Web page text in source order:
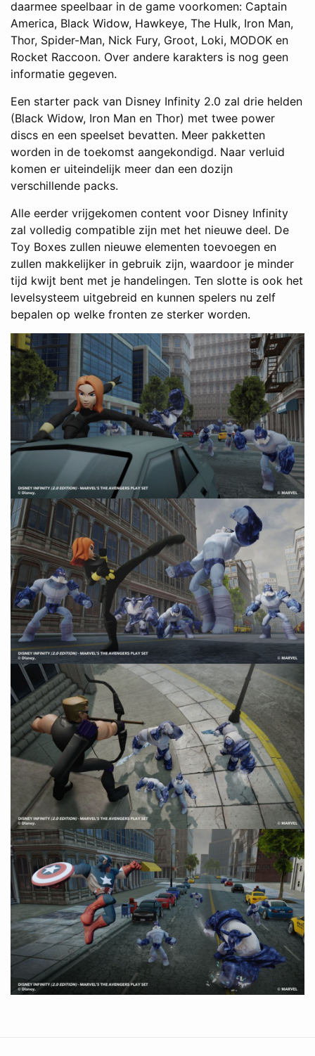
daarmee speelbaar in de game voorkomen: Captain
America, Black Widow, Hawkeye, The Hulk, Iron Man,
Thor, Spider-Man, Nick Fury, Groot, Loki, MODOK en
Rocket Raccoon. Over andere karakters is nog geen
informatie gegeven.
Een starter pack van Disney Infinity 2.0 zal drie helden
(Black Widow, Iron Man en Thor) met twee power
discs en een speelset bevatten. Meer pakketten
worden in de toekomst aangekondigd. Naar verluid
komen er uiteindelijk meer dan een dozijn
verschillende packs.
Alle eerder vrijgekomen content voor Disney Infinity
zal volledig compatible zijn met het nieuwe deel. De
Toy Boxes zullen nieuwe elementen toevoegen en
zullen makkelijker in gebruik zijn, waardoor je minder
tijd kwijt bent met je handelingen. Ten slotte is ook het
levelsysteem uitgebreid en kunnen spelers nu zelf
bepalen op welke fronten ze sterker worden.